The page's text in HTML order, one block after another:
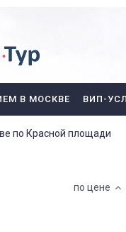
В МОСКВЕ ВИП-
по Красной площади
по цене